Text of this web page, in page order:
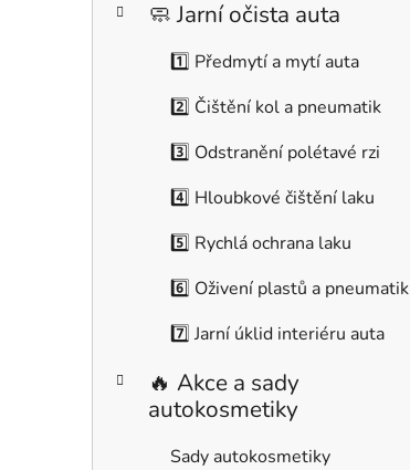
🧼 Jarní očista auta
1️⃣ Předmytí a mytí auta
2️⃣ Čištění kol a pneumatik
3️⃣ Odstranění polétavé rzi
4️⃣ Hloubkové čištění laku
5️⃣ Rychlá ochrana laku
6️⃣ Oživení plastů a pneumatik
7️⃣ Jarní úklid interiéru auta
🔥 Akce a sady
autokosmetiky
Sady autokosmetiky